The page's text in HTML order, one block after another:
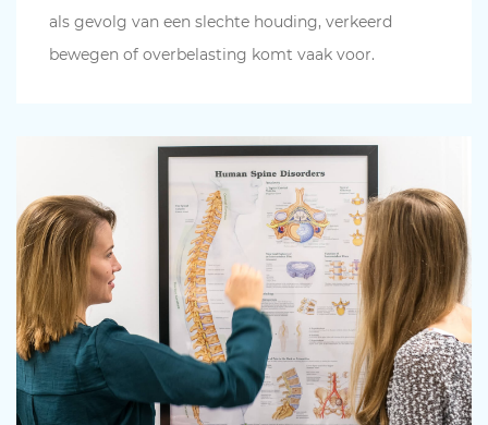
als gevolg van een slechte houding, verkeerd
bewegen of overbelasting komt vaak voor.